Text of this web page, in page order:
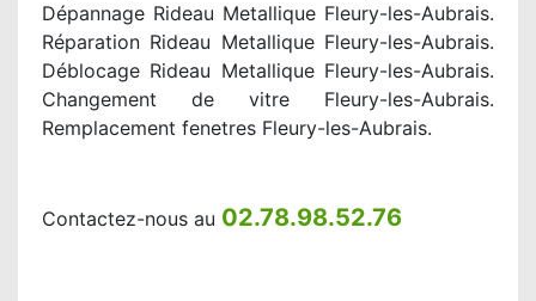
Dépannage Rideau Metallique Fleury-les-Aubrais.
Réparation Rideau Metallique Fleury-les-Aubrais.
Déblocage Rideau Metallique Fleury-les-Aubrais.
Changement de vitre Fleury-les-Aubrais.
Remplacement fenetres Fleury-les-Aubrais.
Contactez-nous au 02.78.98.52.76